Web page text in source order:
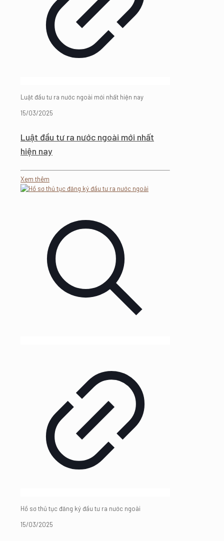
Luật đầu tư ra nước ngoài mới nhất hiện nay
15/03/2025
Luật đầu tư ra nước ngoài mới nhất
hiện nay
Xem thêm
Hồ sơ thủ tục đăng ký đầu tư ra nước ngoài
15/03/2025